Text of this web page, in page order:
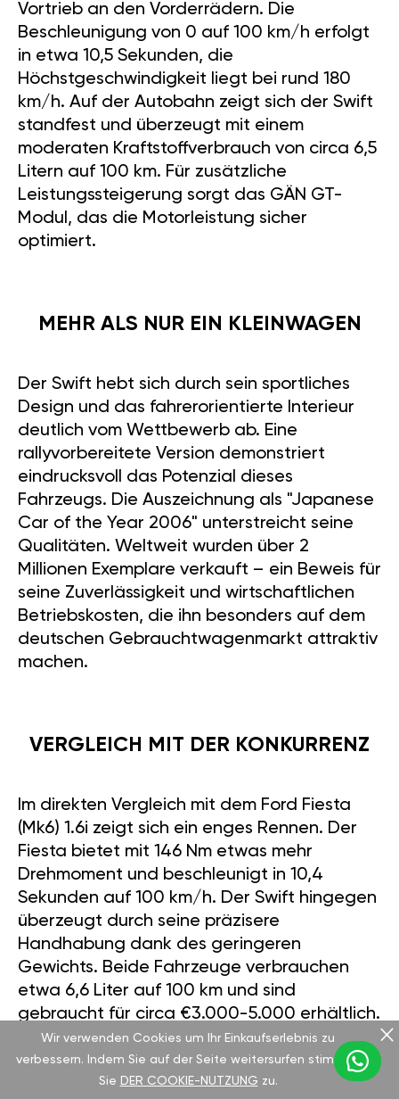
Vortrieb an den Vorderrädern. Die
Beschleunigung von 0 auf 100 km/h erfolgt
in etwa 10,5 Sekunden, die
Höchstgeschwindigkeit liegt bei rund 180
km/h. Auf der Autobahn zeigt sich der Swift
standfest und überzeugt mit einem
moderaten Kraftstoffverbrauch von circa 6,5
Litern auf 100 km. Für zusätzliche
Leistungssteigerung sorgt das GÄN GT-
Modul, das die Motorleistung sicher
optimiert.
MEHR ALS NUR EIN KLEINWAGEN
Der Swift hebt sich durch sein sportliches
Design und das fahrerorientierte Interieur
deutlich vom Wettbewerb ab. Eine
rallyvorbereitete Version demonstriert
eindrucksvoll das Potenzial dieses
Fahrzeugs. Die Auszeichnung als "Japanese
Car of the Year 2006" unterstreicht seine
Qualitäten. Weltweit wurden über 2
Millionen Exemplare verkauft – ein Beweis für
seine Zuverlässigkeit und wirtschaftlichen
Betriebskosten, die ihn besonders auf dem
deutschen Gebrauchtwagenmarkt attraktiv
machen.
VERGLEICH MIT DER KONKURRENZ
Im direkten Vergleich mit dem Ford Fiesta
(Mk6) 1.6i zeigt sich ein enges Rennen. Der
Fiesta bietet mit 146 Nm etwas mehr
Drehmoment und beschleunigt in 10,4
Sekunden auf 100 km/h. Der Swift hingegen
überzeugt durch seine präzisere
Handhabung dank des geringeren
Gewichts. Beide Fahrzeuge verbrauchen
etwa 6,6 Liter auf 100 km und sind
gebraucht für circa €3.000-5.000 erhältlich.
Mit dem GÄN GT-Modul gewinnt der Swift
jedoch deutlich an Leistung.
Wir verwenden Cookies um Ihr Einkaufserlebnis zu
verbessern. Indem Sie auf der Seite weitersurfen stimmen
Sie DER COOKIE-NUTZUNG zu.